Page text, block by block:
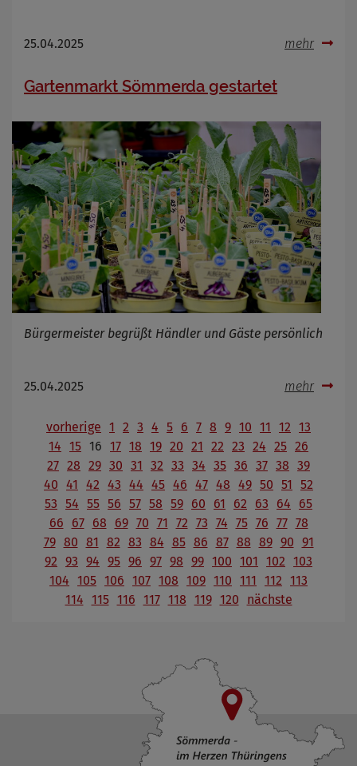
25.04.2025 mehr
Gartenmarkt Sömmerda gestartet
Bürgermeister begrüßt Händler und Gäste persönlich
25.04.2025 mehr
vorherige 1 2 3 4 5 6 7 8 9 10 11 12 13
14 15 16 17 18 19 20 21 22 23 24 25 26
27 28 29 30 31 32 33 34 35 36 37 38 39
40 41 42 43 44 45 46 47 48 49 50 51
52
53 54 55 56 57 58 59 60 61 62 63 64
65
66
67 68 69 70 71 72 73 74 75 76 77 78
79 80 81 82 83 84 85 86 87 88 89 90 91
92 93 94 95 96 97 98 99 100 101 102 103
104 105 106 107 108 109 110 111 112 113
114 115 116 117 118 119 120 nächste